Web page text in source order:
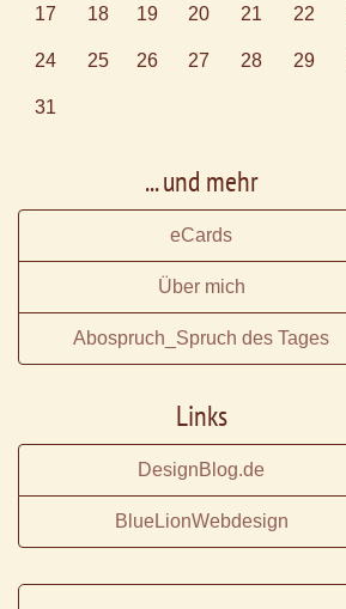
17 18 19 20 21 22
24 25 26 27 28 29
31
... und mehr
eCards
Über mich
Abospruch_Spruch des Tages
Links
DesignBlog.de
BlueLionWebdesign